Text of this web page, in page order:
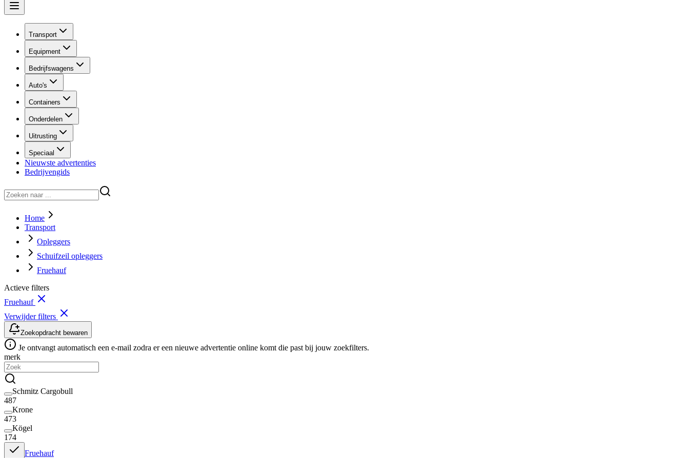
Transport
Equipment
Bedrijfswagens
Auto's
Containers
Onderdelen
Uitrusting
Speciaal
Nieuwste advertenties
Bedrijvengids
Home
Transport
Opleggers
Schuifzeil opleggers
Fruehauf
Actieve filters
Fruehauf
Verwijder filters
Zoekopdracht bewaren
Je ontvangt automatisch een e-mail zodra er een nieuwe advertentie online komt die past bij jouw zoekfilters.
merk
Schmitz Cargobull
487
Krone
473
Kögel
174
Fruehauf